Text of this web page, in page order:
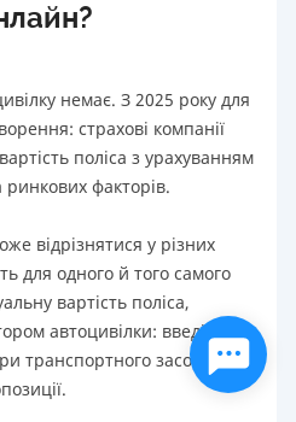
немає. З 2025 року для
страхові компанії
поліса з урахуванням
ринкових факторів.
відрізнятися у різних
для одного й того самого
вартість поліса,
автоцивілки: введіть
транспортного засобу та